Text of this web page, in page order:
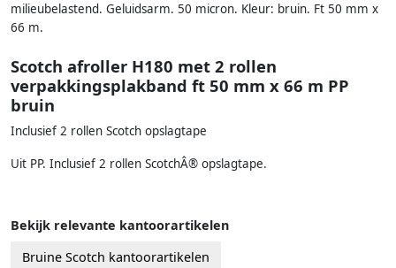
milieubelastend. Geluidsarm. 50 micron. Kleur: bruin. Ft 50 mm x
66 m.
Scotch afroller H180 met 2 rollen
verpakkingsplakband ft 50 mm x 66 m PP
bruin
Inclusief 2 rollen Scotch opslagtape
Uit PP. Inclusief 2 rollen ScotchÂ® opslagtape.
Bekijk relevante kantoorartikelen
Bruine Scotch kantoorartikelen